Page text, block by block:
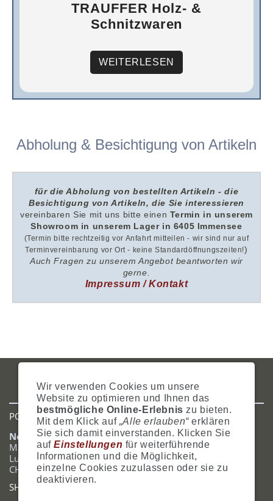
TRAUFFER Holz- &
Schnitzwaren
WEITERLESEN
Abholung & Besichtigung von Artikeln
für die Abholung von bestellten Artikeln - die
Besichtigung von Artikeln, die Sie interessieren
vereinbaren Sie mit uns bitteeinen Termin in unserem
Showroom in unserem Lager in 6405 Immensee
(Termin bitte rechtzeitig vor Anfahrt mitteilen - wir sind nur auf
Terminvereinbarung vor Ort - keine Standardöffnungszeiten!)
Auch Fragen zu unserem Angebot beantworten wir
gerne.
Impressum / Kontakt
WIDERRUFSRECHTSITEMAPHILFECOOKIES
POSTADRESSE
Nostalgie- & Geschenk Shop
Maja Schmid
Luzernerstrasse 14
CH-6353 Weggis
SHOWROOM
Wir verwenden Cookies um unsere
Website zu optimieren und Ihnen das
bestmögliche Online-Erlebnis zu bieten.
Mit dem Klick auf „Alle erlauben“erklären
Sie sich damit einverstanden. Klicken Sie
aufEinstellungen für weiterführende
Informationen und die Möglichkeit,
einzelne Cookies zuzulassen oder sie zu
deaktivieren.